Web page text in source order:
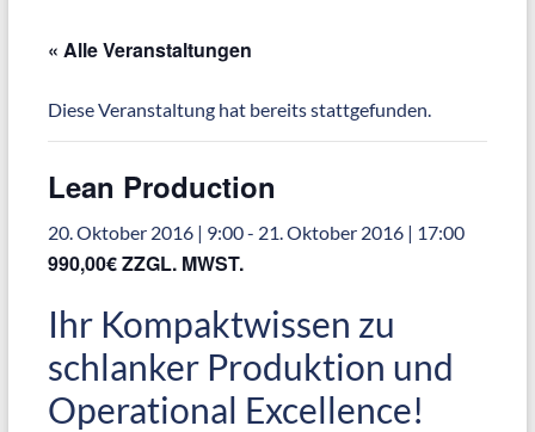
« Alle Veranstaltungen
Diese Veranstaltung hat bereits stattgefunden.
Lean Production
20. Oktober 2016 | 9:00- 21. Oktober 2016 | 17:00
990,00€ ZZGL. MWST.
Ihr Kompaktwissen zu
schlanker Produktion und
Operational Excellence!